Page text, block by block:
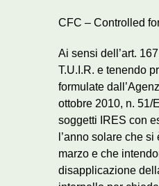
CFC – Controlled
Ai sensi dell’art.
T.U.I.R. e tenendo
formulate
ottobre 2010, n. 51/
soggetti IRES con
l’anno solare che
marzo e che
disapplicazione